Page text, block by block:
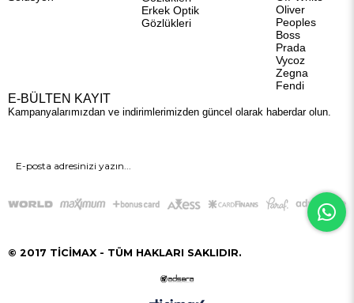
Erkek Optik
Gözlükleri
Oliver
Peoples
Boss
Prada
Vycoz
Zegna
Fendi
E-BÜLTEN KAYIT
Kampanyalarımızdan ve indirimlerimizden güncel olarak haberdar olun.
GÖNDER
© 2017 TİCİMAX - TÜM HAKLARI SAKLIDIR.